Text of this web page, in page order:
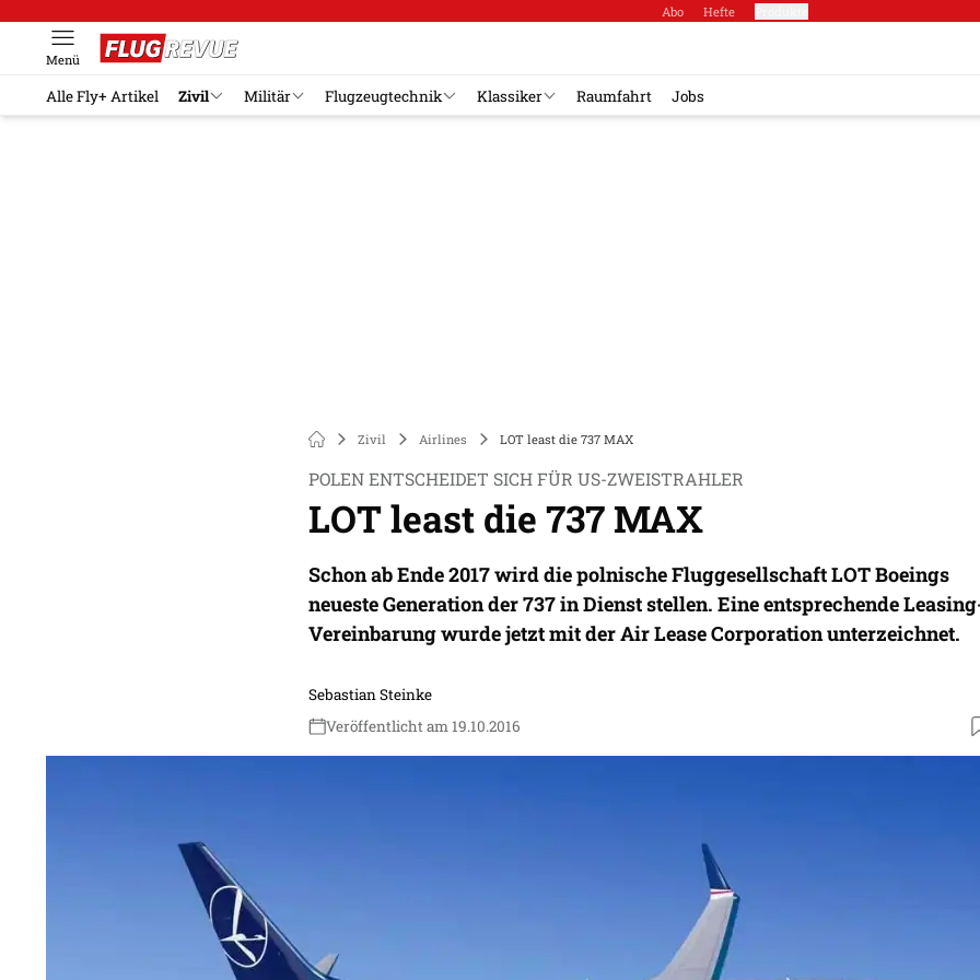
Abo Hefte
Menü
Alle Fly+ Artikel Zivil Militär Flugzeugtechnik Klassiker Raumfahrt Jobs
Zivil Airlines LOT least die 737 MAX
POLEN ENTSCHEIDET SICH FÜR US-ZWEISTRAHLER
LOT least die 737 MAX
Schon ab Ende 2017 wird die polnische Fluggesellschaft LOT Boeings
neueste Generation der 737 in Dienst stellen. Eine entsprechende
Vereinbarung wurde jetzt mit der Air Lease Corporation unterzeichnet.
Sebastian Steinke
Veröffentlicht am 19.10.2016